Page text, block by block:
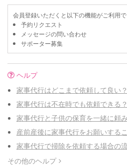
会員登録いただくと以下の機能がご利用
予約リクエスト
メッセージの問い合わせ
サポーター募集
ヘルプ
家事代行はどこまで依頼して良い？
家事代行は不在時でも依頼できる？
家事代行と子供の保育を一緒に頼
産前産後に家事代行をお願いする
家事代行で掃除を依頼する場合の
その他のヘルプ